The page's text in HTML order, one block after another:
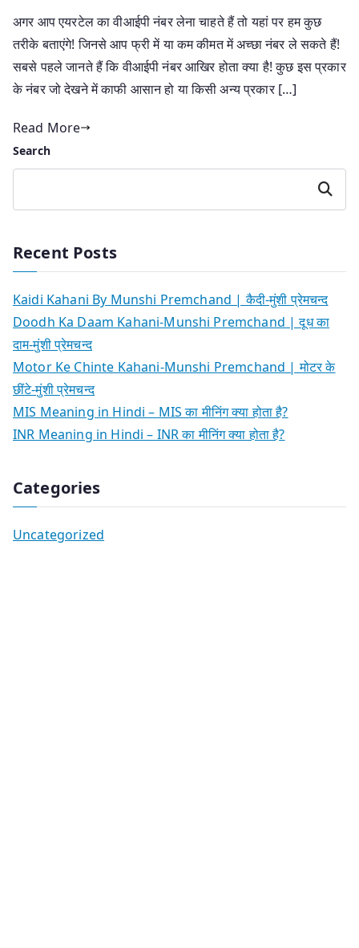
अगर आप एयरटेल का वीआईपी नंबर लेना चाहते हैं तो यहां पर हम कुछ
तरीके बताएंगे! जिनसे आप फ्री में या कम कीमत में अच्छा नंबर ले सकते हैं!
सबसे पहले जानते हैं कि वीआईपी नंबर आखिर होता क्या है! कुछ इस प्रकार
के नंबर जो देखने में काफी आसान हो या किसी अन्य प्रकार […]
Read More
Search
Search
Recent Posts
Kaidi Kahani By Munshi Premchand | कैदी-मुंशी प्रेमचन्द
Doodh Ka Daam Kahani-Munshi Premchand | दूध का
दाम-मुंशी प्रेमचन्द
Motor Ke Chinte Kahani-Munshi Premchand | मोटर के
छींटे-मुंशी प्रेमचन्द
MIS Meaning in Hindi – MIS का मीनिंग क्या होता है?
INR Meaning in Hindi – INR का मीनिंग क्या होता है?
Categories
Uncategorized